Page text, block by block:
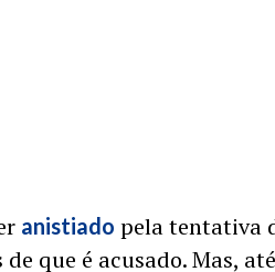
anistiado pela tentativa
que é acusado. Mas,